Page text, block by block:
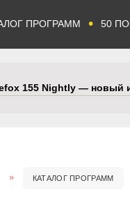
ПРОГРАММ • 50
155 Nightly — новый
КАТАЛОГ ПРОГРАММ